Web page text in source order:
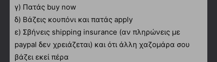
γ) Πατάς buy now
δ) Βάζεις κουπόνι και πατάς apply
ε) Σβήνεις shipping insurance (αν πληρώνεις με
paypal δεν χρειάζεται) και ότι άλλη χαζομάρα σου
βάζει εκεί πέρα